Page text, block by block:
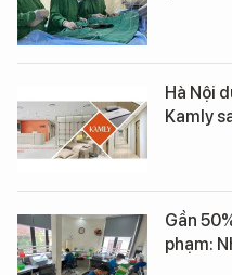
Hà Nội
Kamly
Gần
phạm: